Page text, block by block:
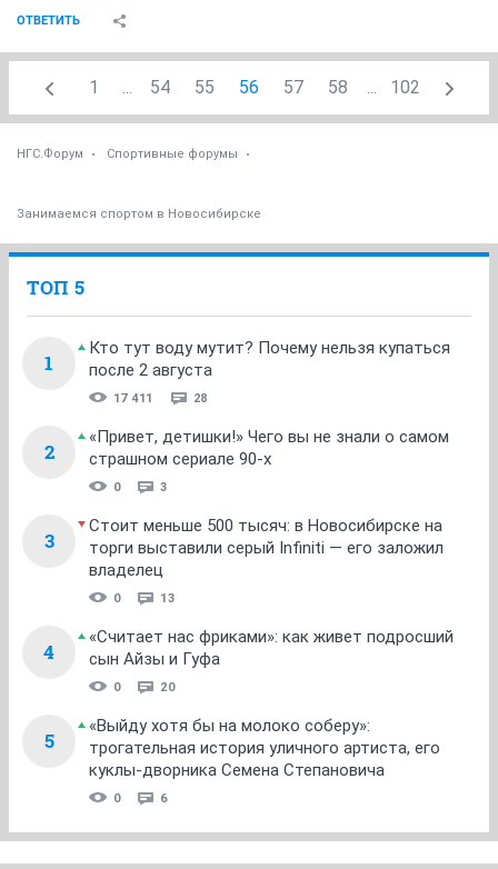
ОТВЕТИТЬ
1 ... 54 55 56 57 58 ... 102
НГС.Форум Спортивные форумы
Занимаемся спортом в Новосибирске
ТОП 5
1
Кто тут воду мутит? Почему нельзя купаться
после 2 августа
17 411 28
2
«Привет, детишки!» Чего вы не знали о самом
страшном сериале 90-х
0 3
3
Стоит меньше 500 тысяч: в Новосибирске на
торги выставили серый Infiniti — его заложил
владелец
0 13
4
«Считает нас фриками»: как живет подросший
сын Айзы и Гуфа
0 20
5
«Выйду хотя бы на молоко соберу»:
трогательная история уличного артиста, его
куклы-дворника Семена Степановича
0 6